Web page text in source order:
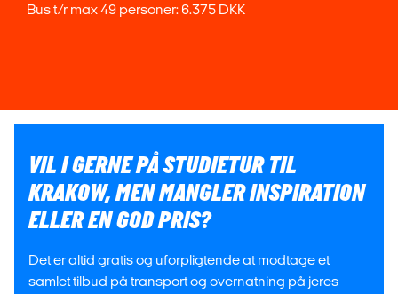
Bus t/r max 49 personer: 6.375 DKK
VIL I GERNE PÅ STUDIETUR TIL
KRAKOW, MEN MANGLER INSPIRATION
ELLER EN GOD PRIS?
Det er altid gratis og uforpligtende at modtage et
samlet tilbud på transport og overnatning på jeres